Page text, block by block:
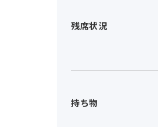
残席状況
持ち物